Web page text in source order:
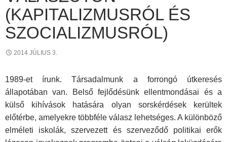
(KAPITALIZMUSRÓL ÉS
SZOCIALIZMUSRÓL)
2014 JÚLIUS 3.
1989-et írunk. Társadalmunk a forrongó útkeresés
állapotában van. Belső fejlődésünk ellentmondásai és a
külső kihívások hatására olyan sorskérdések kerültek
előtérbe, amelyekre többféle válasz lehetséges. A különböző
elméleti iskolák, szervezett és szerveződő politikai erők